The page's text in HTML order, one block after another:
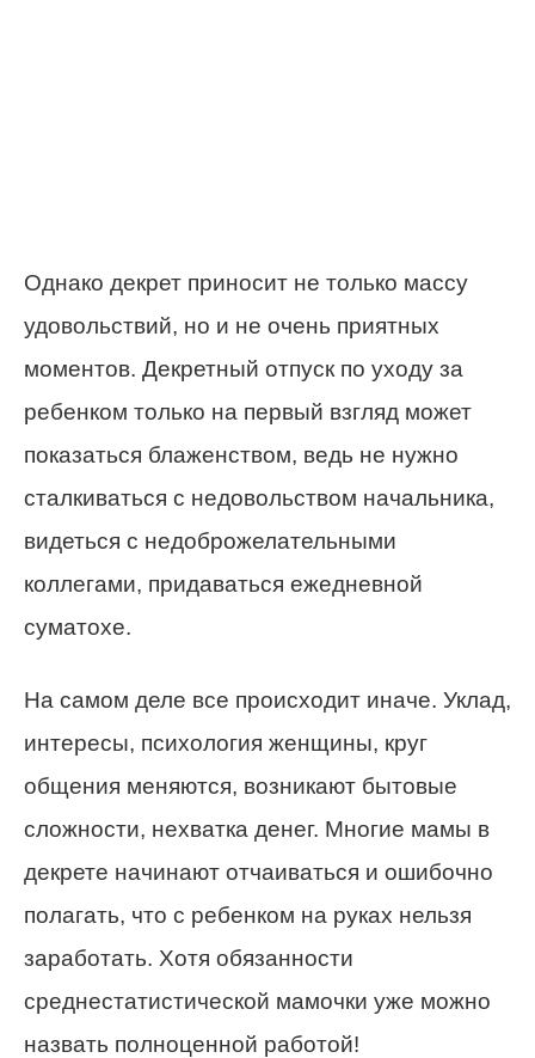
Однако декрет приносит не только массу
удовольствий, но и не очень приятных
моментов. Декретный отпуск по уходу за
ребенком только на первый взгляд может
показаться блаженством, ведь не нужно
сталкиваться с недовольством начальника,
видеться с недоброжелательными
коллегами, придаваться ежедневной
суматохе.
На самом деле все происходит иначе. Уклад,
интересы, психология женщины, круг
общения меняются, возникают бытовые
сложности, нехватка денег. Многие мамы в
декрете начинают отчаиваться и ошибочно
полагать, что с ребенком на руках нельзя
заработать. Хотя обязанности
среднестатистической мамочки уже можно
назвать полноценной работой!